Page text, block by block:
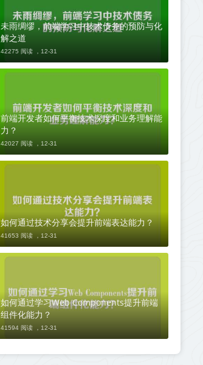
未雨绸缪，前端学习中技术债务的预防与化
解之道
42275 阅读 ， 12-31
前端开发者如何平衡技术深度和业务理解能
力？
42027 阅读 ， 12-31
如何通过技术分享会提升前端表达能力？
41653 阅读 ， 12-31
如何通过学习Web Components提升前端
组件化能力？
41594 阅读 ， 12-31